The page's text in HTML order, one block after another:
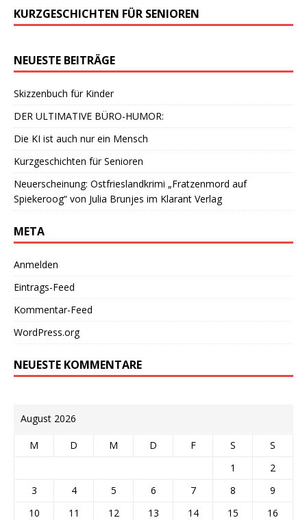
KURZGESCHICHTEN FÜR SENIOREN
NEUESTE BEITRÄGE
Skizzenbuch für Kinder
DER ULTIMATIVE BÜRO-HUMOR:
Die KI ist auch nur ein Mensch
Kurzgeschichten für Senioren
Neuerscheinung: Ostfrieslandkrimi „Fratzenmord auf
Spiekeroog“ von Julia Brunjes im Klarant Verlag
META
Anmelden
Eintrags-Feed
Kommentar-Feed
WordPress.org
NEUESTE KOMMENTARE
August 2026
M D M D F S
S
1
2
3
4 5 6 7 8
9
10
11 12 13 14 15
16